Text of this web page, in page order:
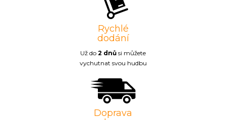
Rychlé
dodání
Už do 2 dnů si můžete
vychutnat svou hudbu
Doprava